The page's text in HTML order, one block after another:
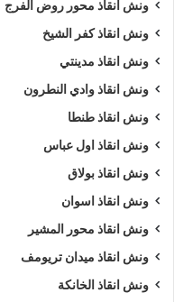
ونش انقاذ محور روض الفرج
ونش انقاذ كفر الشيخ
ونش انقاذ مدينتي
ونش انقاذ وادي النطرون
ونش انقاذ طنطا
ونش انقاذ اول عباس
ونش انقاذ بولاق
ونش انقاذ اسوان
ونش انقاذ محور المشير
ونش انقاذ ميدان تريومف
ونش انقاذ الخانكة